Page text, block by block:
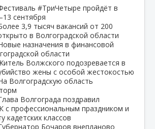
#ТриЧетыре пройдёт в
сентября
3,9 тысяч вакансий от 200
в Волгоградской области
назначения в финансовой
области
Волжского подозревается в
жены с особой жестокостью
Волгоградскую область
Волгограда поздравил
с профессиональным праздником и
кадетских классов
Бочаров внепланово